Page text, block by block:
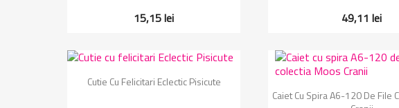
15,15 lei 49,11 lei
 Vizualizare rapida
Cutie Cu Felicitari Eclectic Pisicute
 Vizualizare
Caiet Cu Spira A6-120 De File